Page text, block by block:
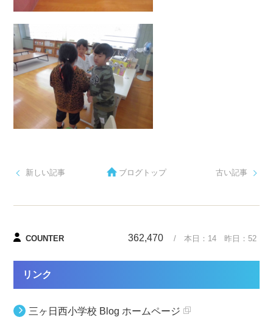
新しい記事 古い記事
ブログトップ
COUNTER 362,470 / 本日： 14昨日： 52
リンク
三ヶ日西小学校 Blog ホームページ